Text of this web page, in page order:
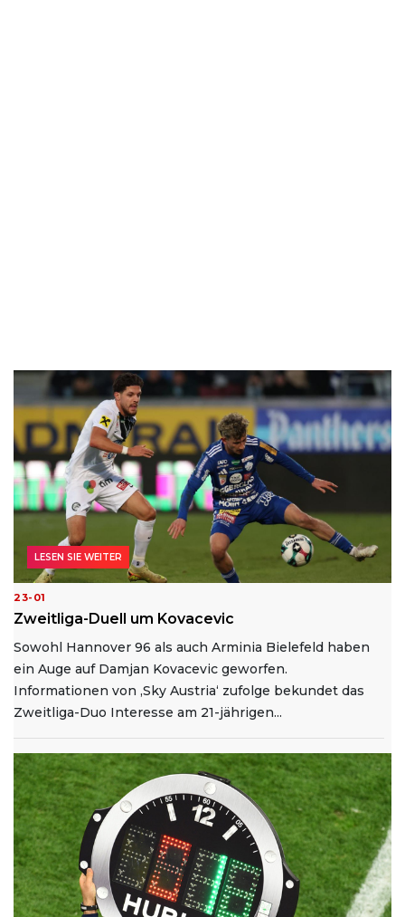
23-01
Zweitliga-Duell um Kovacevic
Sowohl Hannover 96 als auch Arminia Bielefeld haben
ein Auge auf Damjan Kovacevic geworfen.
Informationen von ‚Sky Austria‘ zufolge bekundet das
Zweitliga-Duo Interesse am 21-jährigen...
LESEN SIE WEITER